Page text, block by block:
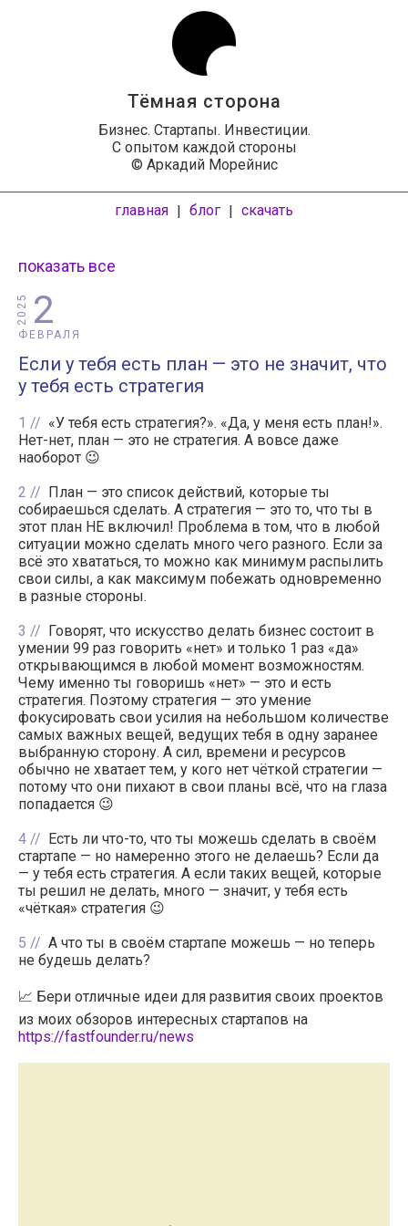
Тёмная сторона
Бизнес. Стартапы. Инвестиции.
С опытом каждой стороны
© Аркадий Морейнис
главная | блог | скачать
показать все
2
ФЕВРАЛЯ
2025
Если у тебя есть план — это не значит, что
у тебя есть стратегия
1
«У тебя есть стратегия?». «Да, у меня есть план!».
Нет-нет, план — это не стратегия. А вовсе даже
наоборот 😉
2
План — это список действий, которые ты
собираешься сделать. А стратегия — это то, что ты в
этот план НЕ включил! Проблема в том, что в любой
ситуации можно сделать много чего разного. Если за
всё это хвататься, то можно как минимум распылить
свои силы, а как максимум побежать одновременно
в разные стороны.
3
Говорят, что искусство делать бизнес состоит в
умении 99 раз говорить «нет» и только 1 раз «да»
открывающимся в любой момент возможностям.
Чему именно ты говоришь «нет» — это и есть
стратегия. Поэтому стратегия — это умение
фокусировать свои усилия на небольшом количестве
самых важных вещей, ведущих тебя в одну заранее
выбранную сторону. А сил, времени и ресурсов
обычно не хватает тем, у кого нет чёткой стратегии —
потому что они пихают в свои планы всё, что на глаза
попадается 😉
4
Есть ли что-то, что ты можешь сделать в своём
стартапе — но намеренно этого не делаешь? Если да
— у тебя есть стратегия. А если таких вещей, которые
ты решил не делать, много — значит, у тебя есть
«чёткая» стратегия 😉
5
А что ты в своём стартапе можешь — но теперь
не будешь делать?
📈 Бери отличные идеи для развития своих проектов
из моих обзоров интересных стартапов на
https://fastfounder.ru/news